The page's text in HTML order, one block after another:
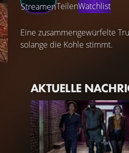
StreamenTeilenWatchlist
Eine zusammengewürfelte
solange die Kohle stimmt.
AKTUELLE